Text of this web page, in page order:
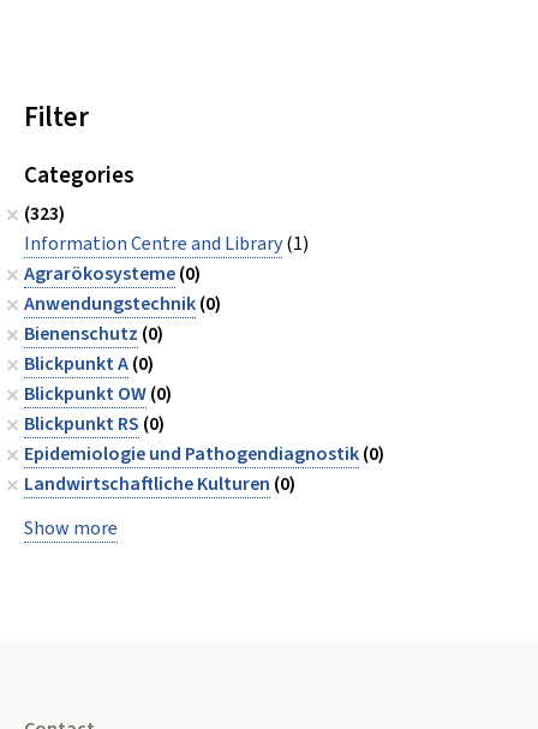
Filter
Categories
(323)
Information Centre and Library(1)
Agrarökosysteme(0)
Anwendungstechnik(0)
Bienenschutz (0)
Blickpunkt A(0)
Blickpunkt OW(0)
Blickpunkt RS (0)
Epidemiologie und Pathogendiagnostik(0)
Landwirtschaftliche Kulturen (0)
Show more